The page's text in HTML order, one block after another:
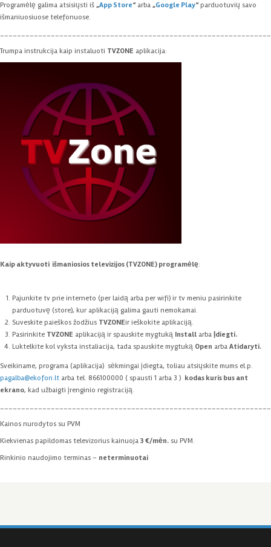
Programėlę galima atsisiųsti iš „App Store“arba „Google Play“parduotuvių savo
išmaniuosiuose telefonuose.
Trumpa instrukcija kaip instaluoti TVZONE aplikacija:
Kaip aktyvuoti išmaniosios televizijos (TVZONE) programėlę:
Pajunkite tv prie interneto (per laidą arba per wifi) ir tv meniu pasirinkite
parduotuvę (store), kur aplikaciją galima gauti nemokamai.
Suveskite paieškos žodžius TVZONEir ieškokite aplikaciją.
Pasirinkite TVZONE aplikaciją ir spauskite mygtuką Installarba Įdiegti.
Luktelkite kol vyksta instaliacija, tada spauskite mygtuką Open arba Atidaryti.
Sveikiname, programa (aplikacija) sėkmingai įdiegta, toliau atsiųskite mums el.p.
pagalba@ekofon.ltarba tel. 866100000 ( spausti 1 arba 3 ) kodas kuris bus ant
ekrano, kad užbaigti įrenginio registraciją.
Kainos nurodytos su PVM
Kiekvienas papildomas televizorius kainuoja 3 €/mėn.su PVM.
Rinkinio naudojimo terminas – neterminuotai